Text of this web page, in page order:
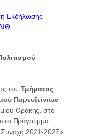
Εκδήλωσης
του Τμήματος
Παρευξείνιων
Θράκης, στο
στο Πρόγραμμα
Συνοχή 2021-2027»